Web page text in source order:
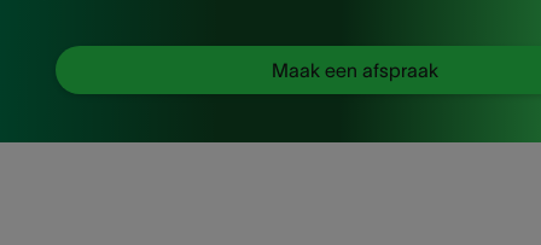
Maak een afspraak